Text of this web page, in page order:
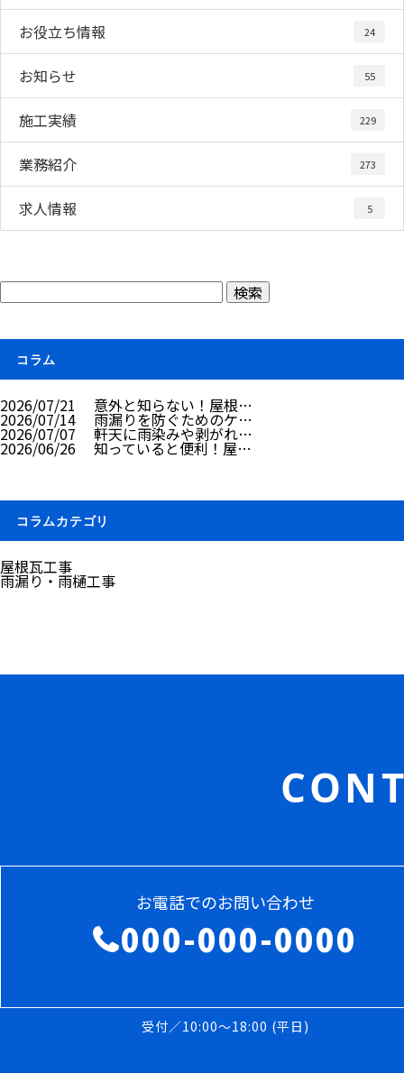
お役立ち情報 24
お知らせ 55
施工実績 229
業務紹介 273
求人情報 5
コラム
2026/07/21 意外と知らない！屋根…
2026/07/14 雨漏りを防ぐためのケ…
2026/07/07 軒天に雨染みや剥がれ…
2026/06/26 知っていると便利！屋…
コラムカテゴリ
屋根瓦工事
雨漏り・雨樋工事
お電話でのお問い合わせ
000-000-0000
受付／10:00～18:00 (平日)